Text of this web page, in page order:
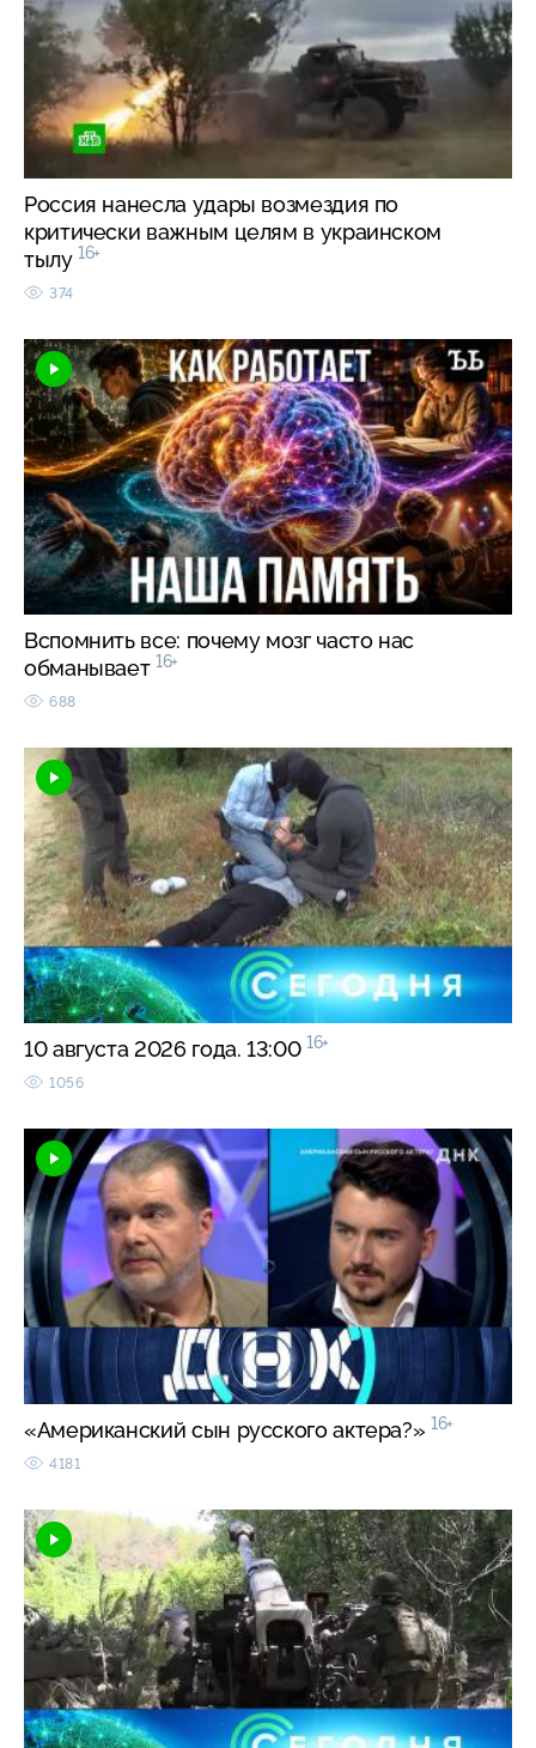
Россия нанесла удары возмездия по
критически важным целям в украинском
тылу 16+
374
Вспомнить все: почему мозг часто нас
обманывает 16+
688
10 августа 2026 года. 13:00 16+
1056
«Американский сын русского актера?» 16+
4181